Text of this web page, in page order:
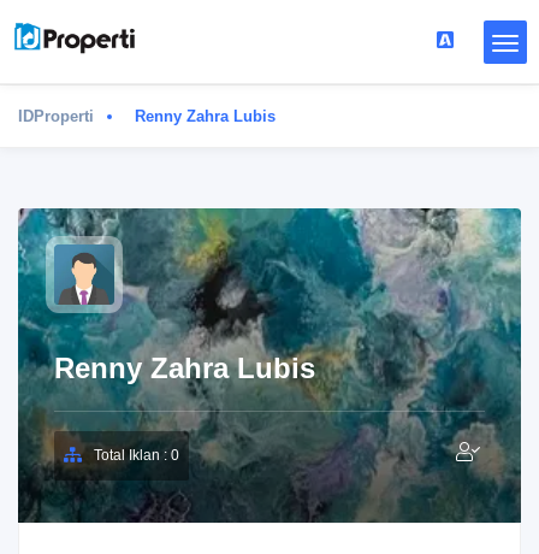
IDProperti Renny Zahra Lubis
Renny Zahra Lubis
Total Iklan : 0